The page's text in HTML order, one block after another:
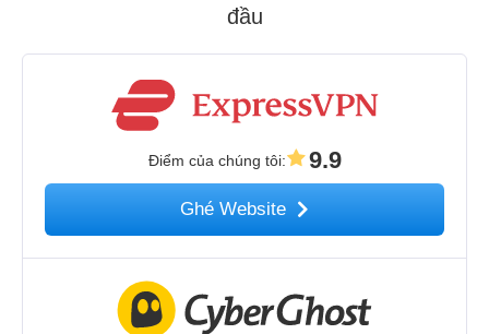
đầu
Điểm của chúng tôi: 9.9
Ghé Website